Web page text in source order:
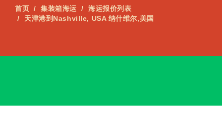
首页 集装箱海运
海运报价列表
天津港到Nashville, USA 纳什维尔,美国